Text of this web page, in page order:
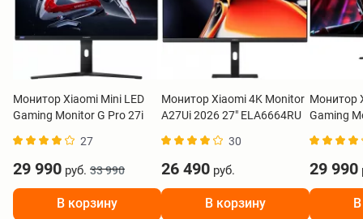
Монитор Xiaomi Mini LED
Gaming Monitor G Pro 27i
27
29 990 руб. 33 990
В корзину
Монитор Xiaomi 4K Monitor
A27Ui 2026 27" ELA6664RU
30
26 490 руб.
В корзину
Монитор
Gaming
29 990